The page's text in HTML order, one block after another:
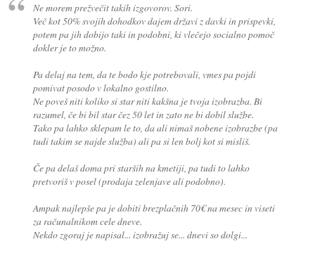
Ne morem prežvečit takih izgovorov. Sori.
Več kot 50% svojih dohodkov dajem državi z davki in prispevki,
potem pa jih dobijo taki in podobni, ki vlečejo socialno pomoč
dokler je to možno.
Pa delaj na tem, da te bodo kje potrebovali, vmes pa pojdi
pomivat posodo v lokalno gostilno.
Ne poveš niti koliko si star niti kakšna je tvoja izobrazba. Bi
razumel, če bi bil star čez 50 let in zato ne bi dobil službe.
Tako pa lahko sklepam le to, da ali nimaš nobene izobrazbe (pa
tudi takim se najde služba) ali pa si len bolj kot si misliš.
Če pa delaš doma pri starših na kmetiji, pa tudi to lahko
pretvoriš v posel (prodaja zelenjave ali podobno).
Ampak najlepše pa je dobiti brezplačnih 70€ na mesec in viseti
za računalnikom cele dneve.
Nekdo zgoraj je napisal... izobražuj se... dnevi so dolgi...